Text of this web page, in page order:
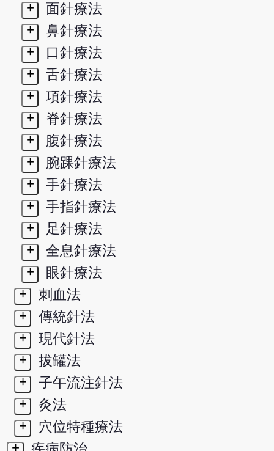
+
面針療法
+
鼻針療法
+
口針療法
+
舌針療法
+
項針療法
+
脊針療法
+
腹針療法
+
腕踝針療法
+
手針療法
+
手指針療法
+
足針療法
+
全息針療法
+
眼針療法
+
刺血法
+
傳統針法
+
現代針法
+
拔罐法
+
子午流注針法
+
灸法
+
穴位特種療法